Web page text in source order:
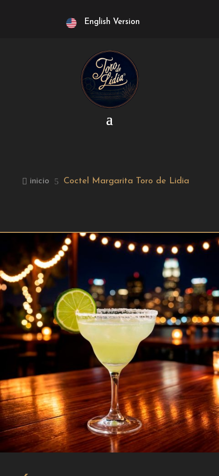
English Version
 inicio 5 Coctel Margarita Toro de Lidia